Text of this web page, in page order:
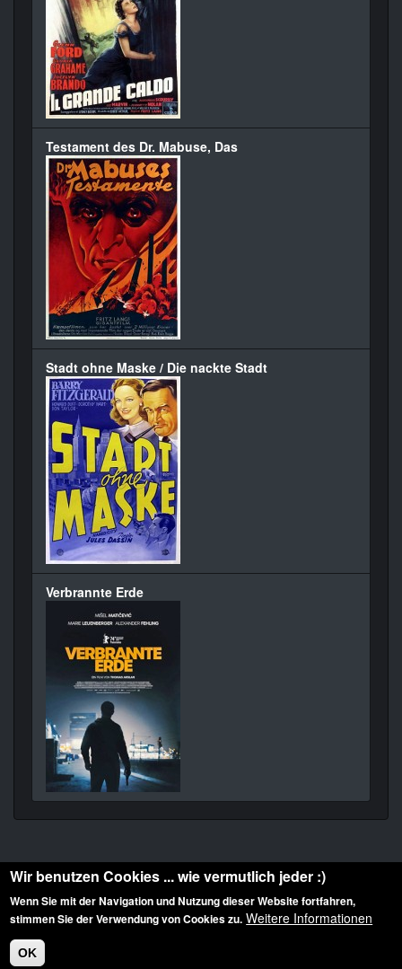
Testament des Dr. Mabuse, Das
Stadt ohne Maske / Die nackte Stadt
Verbrannte Erde
Diese Website ist urheberrechtlich geschützt: © 2010-2026 der Film Noir de. Alle
Rechte vorbehalten.
Wir benutzen Cookies ... wie vermutlich jeder :)
Wenn Sie mit der Navigation und Nutzung dieser Website fortfahren,
stimmen Sie der Verwendung von Cookies zu. Weitere Informationen
OK